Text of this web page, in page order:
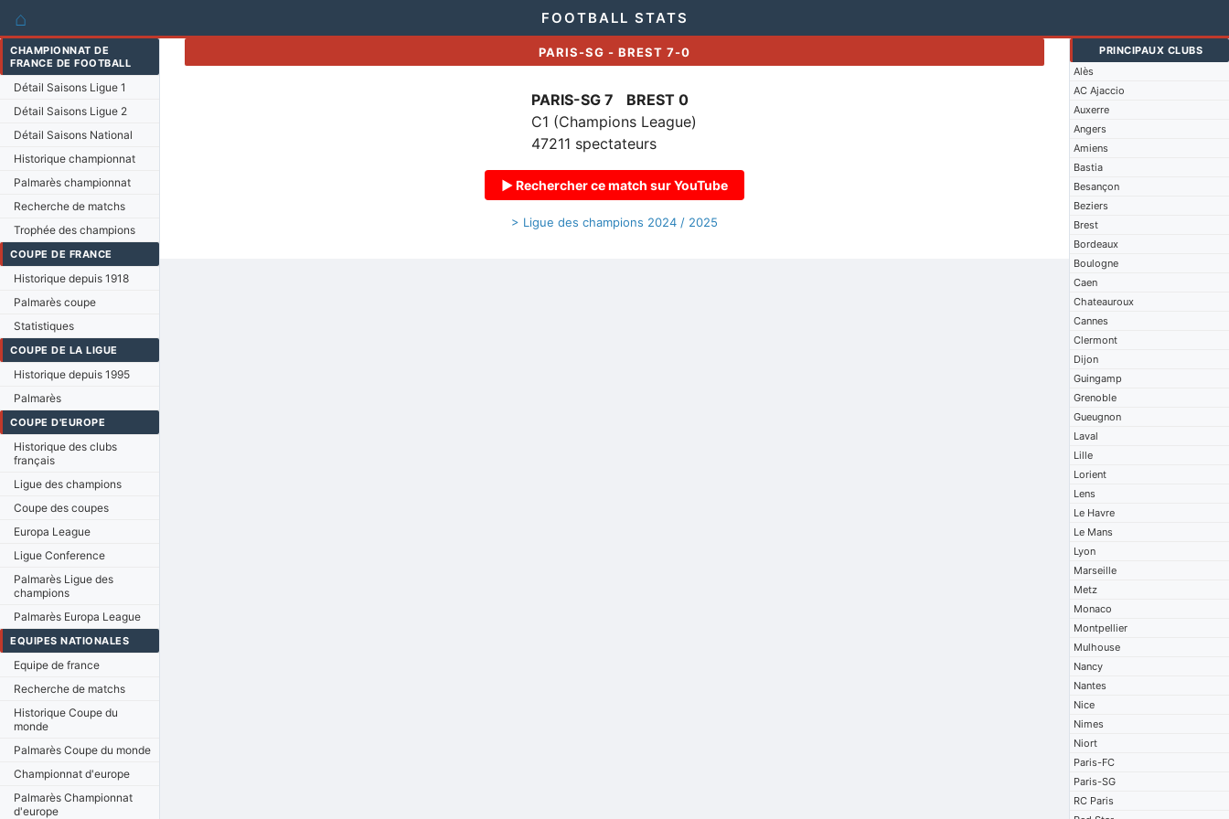
⌂ FOOTBALL STATS
CHAMPIONNAT DE
FRANCE DE FOOTBALL
Détail Saisons Ligue 1
Détail Saisons Ligue 2
Détail Saisons National
Historique championnat
Palmarès championnat
Recherche de matchs
Trophée des champions
COUPE DE FRANCE
Historique depuis 1918
Palmarès coupe
Statistiques
COUPE DE LA LIGUE
Historique depuis 1995
Palmarès
COUPE D'EUROPE
Historique des clubs
français
Ligue des champions
Coupe des coupes
Europa League
Ligue Conference
Palmarès Ligue des
champions
Palmarès Europa League
EQUIPES NATIONALES
Equipe de france
Recherche de matchs
Historique Coupe du
monde
Palmarès Coupe du monde
Championnat d'europe
Palmarès Championnat
d'europe
PRINCIPAUX CLUBS
Alès
AC Ajaccio
Auxerre
Angers
Amiens
Bastia
Besançon
Beziers
Brest
Bordeaux
Boulogne
Caen
Chateauroux
Cannes
Clermont
Dijon
Guingamp
Grenoble
Gueugnon
Laval
Lille
Lorient
Lens
Le Havre
Le Mans
Lyon
Marseille
Metz
Monaco
Montpellier
Mulhouse
Nancy
Nantes
Nice
Nimes
Niort
Paris-FC
Paris-SG
RC Paris
PARIS-SG - BREST 7-0
PARIS-SG 7
BREST 0
C1 (Champions League)
47211 spectateurs
▶ Rechercher ce match sur YouTube
> Ligue des champions 2024 / 2025